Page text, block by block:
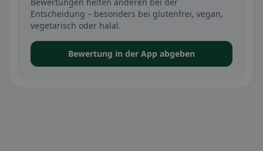
Entscheidung – besonders bei glutenfrei, vegan,
vegetarisch oder halal.
Bewertung in der App abgeben